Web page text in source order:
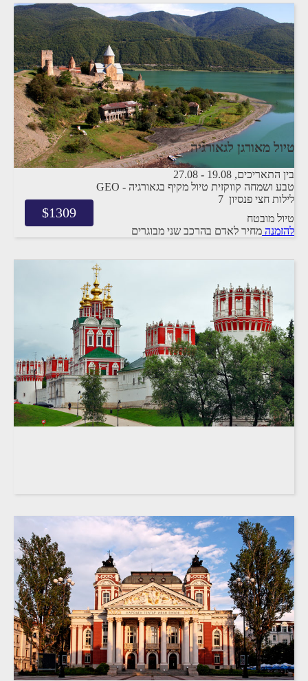
טיול מאורגן לגאורגיה
בין התאריכים, -
27.08
טבע ושמחה קווקזית טיול מקיף בגאורגיה - GEO
7 לילות חצי פנסיון
טיול מובטח
$1309
להזמנה מחיר לאדם בהרכב שני מבוגרים